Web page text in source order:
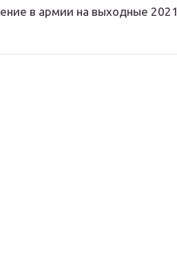
в армии на выходные 2021